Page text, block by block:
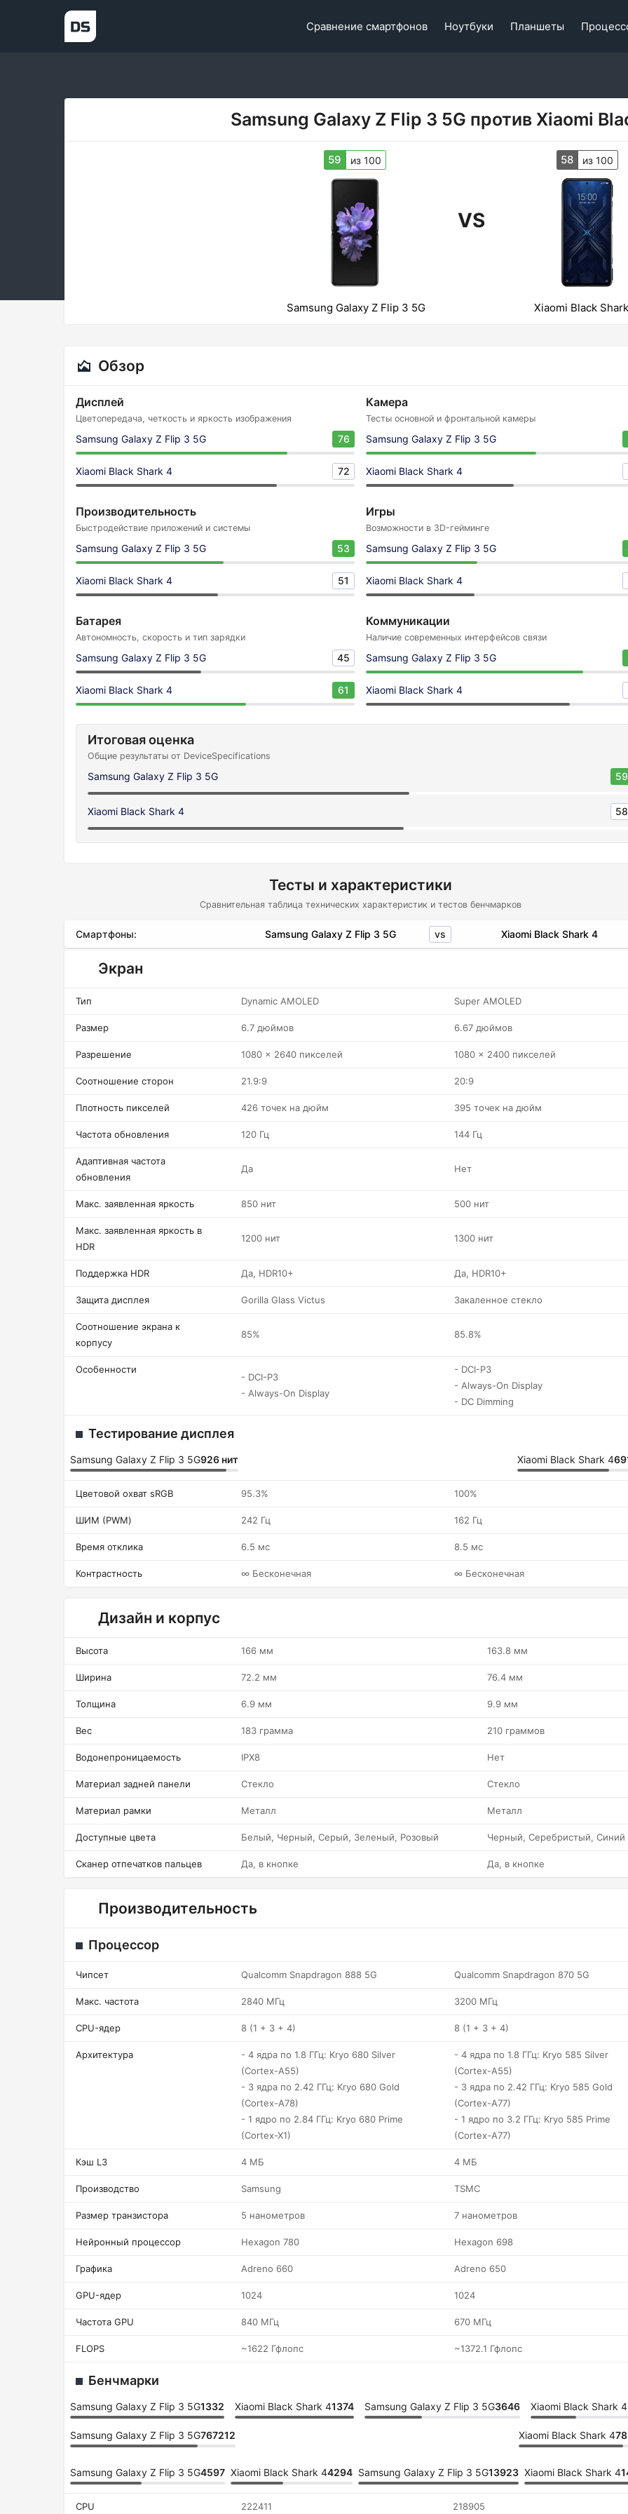
Сравнение смартфонов Ноутбуки Планшеты
Samsung Galaxy Z Flip 3 5G против Xiaomi
59 из 100
VS
58 из 100
Samsung Galaxy Z Flip 3 5G Xiaomi Black
Обзор
Дисплей
Цветопередача, четкость и яркость изображения
Samsung Galaxy Z Flip 3 5G 76
Xiaomi Black Shark 4 72
Камера
Тесты основной и фронтальной камеры
Samsung Galaxy Z Flip 3 5G
Xiaomi Black Shark 4
Производительность
Быстродействие приложений и системы
Samsung Galaxy Z Flip 3 5G 53
Xiaomi Black Shark 4 51
Игры
Возможности в 3D-гейминге
Samsung Galaxy Z Flip 3 5G
Xiaomi Black Shark 4
Батарея
Автономность, скорость и тип зарядки
Samsung Galaxy Z Flip 3 5G 45
Xiaomi Black Shark 4 61
Коммуникации
Наличие современных интерфейсов связи
Samsung Galaxy Z Flip 3 5G
Xiaomi Black Shark 4
Итоговая оценка
Общие результаты от DeviceSpecifications
Samsung Galaxy Z Flip 3 5G 59
Xiaomi Black Shark 4 58
Тесты и характеристики
Сравнительная таблица технических характеристик и тестов бенчмарков
Смартфоны: Samsung Galaxy Z Flip 3 5G vs Xiaomi Black Shark 4
Экран
Тип Dynamic AMOLED Super AMOLED
Размер 6.7 дюймов 6.67 дюймов
Разрешение 1080 x 2640 пикселей 1080 x 2400 пикселей
Соотношение сторон 21.9:9 20:9
Плотность пикселей 426 точек на дюйм 395 точек на дюйм
Частота обновления 120 Гц 144 Гц
Адаптивная частота
обновления
Да Нет
Макс. заявленная яркость 850 нит 500 нит
Макс. заявленная яркость в
HDR
1200 нит 1300 нит
Поддержка HDR Да, HDR10+ Да, HDR10+
Защита дисплея Gorilla Glass Victus Закаленное стекло
Соотношение экрана к
корпусу
85% 85.8%
Особенности
- DCI-P3
- Always-On Display
- DCI-P3
- Always-On Display
- DC Dimming
Тестирование дисплея
Samsung Galaxy Z Flip 3 5G926 нит Xiaomi Black Shark 4
Цветовой охват sRGB 95.3% 100%
ШИМ (PWM) 242 Гц 162 Гц
Время отклика 6.5 мс 8.5 мс
Контрастность ∞ Бесконечная ∞ Бесконечная
Дизайн и корпус
Высота 166 мм 163.8 мм
Ширина 72.2 мм 76.4 мм
Толщина 6.9 мм 9.9 мм
Вес 183 грамма 210 граммов
Водонепроницаемость IPX8 Нет
Материал задней панели Стекло Стекло
Материал рамки Металл Металл
Доступные цвета Белый, Черный, Серый, Зеленый, Розовый Черный, Серебристый, Синий
Сканер отпечатков пальцев Да, в кнопке Да, в кнопке
Производительность
Процессор
Чипсет Qualcomm Snapdragon 888 5G Qualcomm Snapdragon 870 5G
Макс. частота 2840 МГц 3200 МГц
CPU-ядер 8 (1 + 3 + 4) 8 (1 + 3 + 4)
Архитектура
- 4 ядра по 1.8 ГГц: Kryo 680 Silver
(Cortex-A55)
- 3 ядра по 2.42 ГГц: Kryo 680 Gold
(Cortex-A78)
- 1 ядро по 2.84 ГГц: Kryo 680 Prime
(Cortex-X1)
- 4 ядра по 1.8 ГГц: Kryo 585 Silver
(Cortex-A55)
- 3 ядра по 2.42 ГГц: Kryo 585 Gold
(Cortex-A77)
- 1 ядро по 3.2 ГГц: Kryo 585 Prime
(Cortex-A77)
Кэш L3 4 МБ 4 МБ
Производство Samsung TSMC
Размер транзистора 5 нанометров 7 нанометров
Нейронный процессор Hexagon 780 Hexagon 698
Графика Adreno 660 Adreno 650
GPU-ядер 1024 1024
Частота GPU 840 МГц 670 МГц
FLOPS ~1622 Гфлопс ~1372.1 Гфлопс
Бенчмарки
Samsung Galaxy Z Flip 3 5G1332 Xiaomi Black Shark 41374 Samsung Galaxy Z Flip 3 5G3646 Xiaomi Black Shark 4
Samsung Galaxy Z Flip 3 5G767212 Xiaomi Black Shark 4
Samsung Galaxy Z Flip 3 5G4597 Xiaomi Black Shark 44294 Samsung Galaxy Z Flip 3 5G13923 Xiaomi Black Shark 4
CPU 222411 218905